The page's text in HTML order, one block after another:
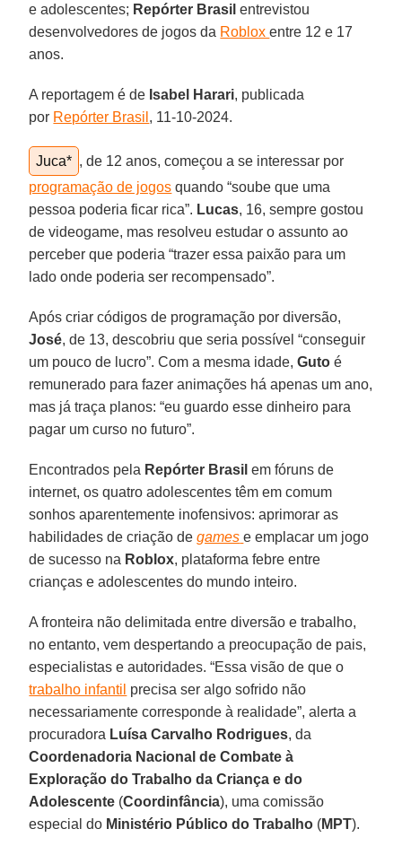
e adolescentes; Repórter Brasil entrevistou
desenvolvedores de jogos da Robloxentre 12 e 17
anos.
A reportagem é de Isabel Harari, publicada
por Repórter Brasil , 11-10-2024.
Juca* , de 12 anos, começou a se interessar por
programação de jogos quando “soube que uma
pessoa poderia ficar rica”. Lucas, 16, sempre gostou
de videogame, mas resolveu estudar o assunto ao
perceber que poderia “trazer essa paixão para um
lado onde poderia ser recompensado”.
Após criar códigos de programação por diversão,
José, de 13, descobriu que seria possível “conseguir
um pouco de lucro”. Com a mesma idade,Guto é
remunerado para fazer animações há apenas um ano,
mas já traça planos: “eu guardo esse dinheiro para
pagar um curso no futuro”.
Encontrados pela Repórter Brasil em fóruns de
internet, os quatro adolescentes têm em comum
sonhos aparentemente inofensivos: aprimorar as
habilidades de criação degames e emplacar um jogo
de sucesso na Roblox, plataforma febre entre
crianças e adolescentes do mundo inteiro.
A fronteira não delimitada entre diversão e trabalho,
no entanto, vem despertando a preocupação de pais,
especialistas e autoridades. “Essa visão de que o
trabalho infantil precisa ser algo sofrido não
necessariamente corresponde à realidade”, alerta a
procuradora Luísa Carvalho Rodrigues, da
Coordenadoria Nacional de Combate à
Exploração do Trabalho da Criança e do
Adolescente (Coordinfância), uma comissão
especial do Ministério Público do Trabalho (MPT).